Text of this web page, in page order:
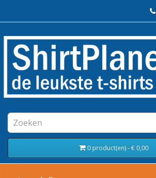
0 product(en) - € 0,00